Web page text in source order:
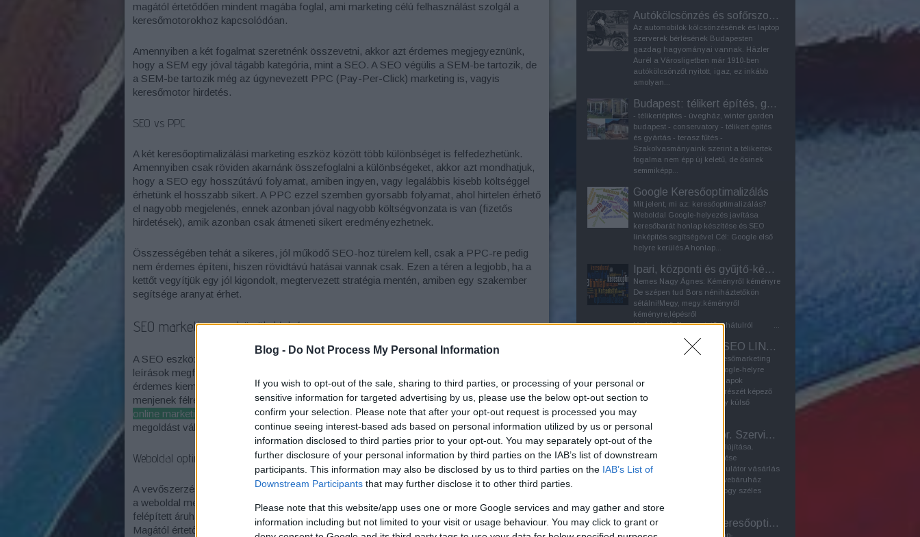
Blog - Do Not Process My Personal Information
If you wish to opt-out of the sale, sharing to third parties, or processing of your personal or
sensitive information for targeted advertising by us, please use the below opt-out section to
confirm your selection. Please note that after your opt-out request is processed you may
continue seeing interest-based ads based on personal information utilized by us or personal
information disclosed to third parties prior to your opt-out. You may separately opt-out of the
further disclosure of your personal information by third parties on the IAB’s list of downstream
participants. This information may also be disclosed by us to third parties on the IAB’s List of
Downstream Participants that may further disclose it to other third parties.
Please note that this website/app uses one or more Google services and may gather and store
information including but not limited to your visit or usage behaviour. You may click to grant or
magától értetődően mindent magába foglal, ami marketing célú felhasználást szolgál a
keresőmotorokhoz kapcsolódóan.
Amennyiben a két fogalmat szeretnénk összevetni, akkor azt érdemes megjegyeznünk,
hogy a SEM egy jóval tágabb kategória, mint a SEO. A SEO végülis a SEM-be tartozik, de
a SEM-be tartozik még az úgynevezett PPC (Pay-Per-Click) marketing is, vagyis
keresőmotor hirdetés.
SEO vs PPC
A két keresőoptimalizálási marketing eszköz között több különbséget is felfedezhetünk.
Amennyiben csak röviden akarnánk összefoglalni a különbségeket, akkor azt mondhatjuk,
hogy a SEO egy hosszútávú folyamat, amiben ingyen, vagy legalábbis kisebb költséggel
érhetünk el hosszabb sikert. A PPC ezzel szemben gyorsabb folyamat, ahol hirtelen érhető
el nagyobb megjelenés, ennek azonban jóval nagyobb költségvonzata is van (fizetős
hirdetések), amik azonban csak átmeneti sikert eredményezhetnek.
Összességében tehát a sikeres, jól működő SEO-hoz türelem kell, csak a PPC-re pedig
nem érdemes építeni, hiszen rövidtávú hatásai vannak csak. Ezen a téren a legjobb, ha a
kettőt vegyítjük egy jól kigondolt, megtervezett stratégia mentén, amiben egy szakember
segítsége aranyat érhet.
SEO marketing eszközök tárháza
A SEO eszközök tárháza igen széles, hiszen magába foglalja a kulcsszó kutatást, meta
leírások megfelelő használatát. Kifejezetten marketing szempontból az alábbi hármat
érdemes kiemelni, amihez viszont már szakértő segítségére is szükség van, hogy ne
menjenek félre a dolgok. Amennyiben mi sem szeretnénk lyukra futni, akkor érdemes
online marketing ügynökségtől ajánlatot kérni, ahol mindenben segítenek a legjobb
megoldást választani.
Weboldal optimalizálása
A vevőszerzés esetében az online térben is roppant fontos a megjelenés, ami ez esetben
a weboldal megjelenése, vagy a webáruház felépítése. Egy amatőrnek kinéző, rosszul
felépített áruház ugyanis inkább riasztó hatású lehet a potenciális vásárlók szemében.
Magától értetődő, hogyha már egy leendő vevő az oldalunkra tévedt, akkor ne riadjon
Autókölcsönzés és sofőrszolgálat Budapesten
Az automobilok kölcsönzésének és laptop
szerverek bérlésének Budapesten
gazdag hagyományai vannak. Häzler
Aurél a Városligetben már 1910-ben
autókölcsönzőt nyitott, igaz, ez inkább
amolyan...
Budapest: télikert építés, gyártás
- télikertépítés - üvegház, winter garden
budapest - conservatory - télikert építés
és gyártás - terasz fűtés -
Szakolvasmányaink szerint a télikertek
fogalma nem épp új keletű, de ősinek
semmiképp...
Google Keresőoptimalizálás
Mit jelent, mi az: keresőoptimalizálás?
Weboldal Google-helyezés javítása
keresőbarát honlap készítése és SEO
linképítés segítségével Cél: Google első
helyre kerülés A honlap...
Ipari, központi és gyűjtő-kémény - Furanflex kéménybélelés
Nemes Nagy Ágnes: Kéményről kéményre
De szépen tud Bors néniháztetőkön
sétálni!Megy, megy:kéményről
kéményre,lépésről
lépésre,tetőről tetőre,hátulról ...
Keresőmarketing, SEO LINKÉPÍTÉS
organikus linképítés - keresőmarketing
módszer a honlap első google-helyre
kerülése érdekében A weblapok
keresőoptimalizálásának részét képező
LINKÉPÍTÉS célja az, hogy külső
honlapokra kihelyezett...
Laptop akkumulátor. Szerviz Bp. / Webáruház
2024: Linképítő program felújítása.
Korábbi SEO-tuning frissítése
Webáruház: laptop akkumulátor vásárlás
Bármely laptopalkatrész-webáruház
feladata elsősorban az, hogy széles
PR-cikk - Honlap keresőoptimalizálás - Seo
A PR-cikk szerepe a honlap-